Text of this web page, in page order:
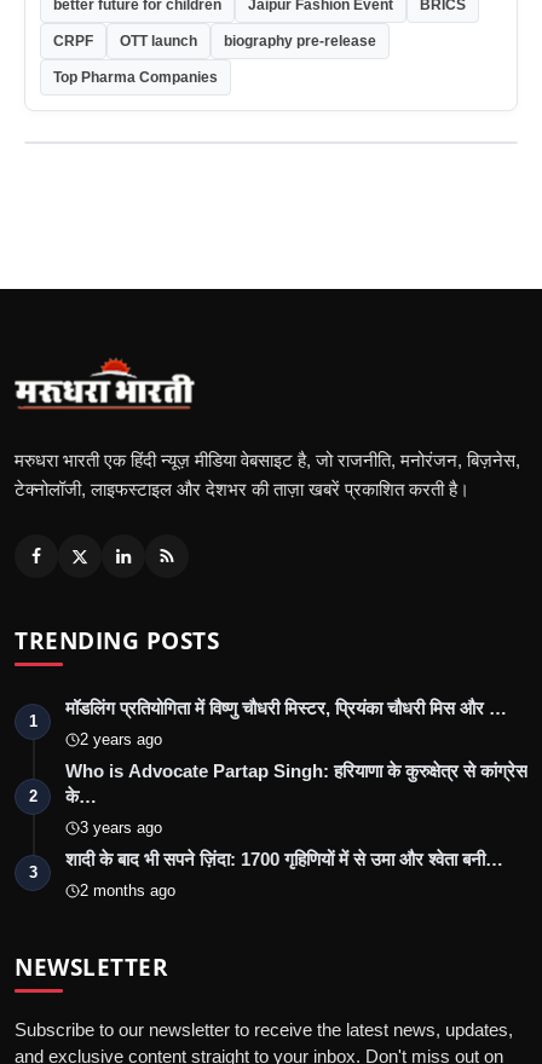
better future for children Jaipur Fashion Event BRICS
CRPF OTT launch biography pre-release
Top Pharma Companies
मरुधरा भारती एक हिंदी न्यूज़ मीडिया वेबसाइट है, जो राजनीति, मनोरंजन, बिज़नेस,
टेक्नोलॉजी, लाइफस्टाइल और देशभर की ताज़ा खबरें प्रकाशित करती है।
TRENDING POSTS
1
मॉडलिंग प्रतियोगिता में विष्णु चौधरी मिस्टर, प्रियंका चौधरी मिस और …
2 years ago
2
Who is Advocate Partap Singh: हरियाणा के कुरुक्षेत्र से कांग्रेस
के…
3 years ago
3
शादी के बाद भी सपने ज़िंदा: 1700 गृहिणियों में से उमा और श्वेता बनी…
2 months ago
NEWSLETTER
Subscribe to our newsletter to receive the latest news, updates,
and exclusive content straight to your inbox. Don't miss out on